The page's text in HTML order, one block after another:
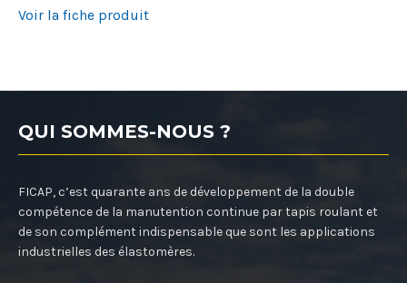
Voir la fiche produit
QUI SOMMES-NOUS ?
FICAP, c’est quarante ans de développement de la double
compétence de la manutention continue par tapis roulant et
de son complément indispensable que sont les applications
industrielles des élastomères.